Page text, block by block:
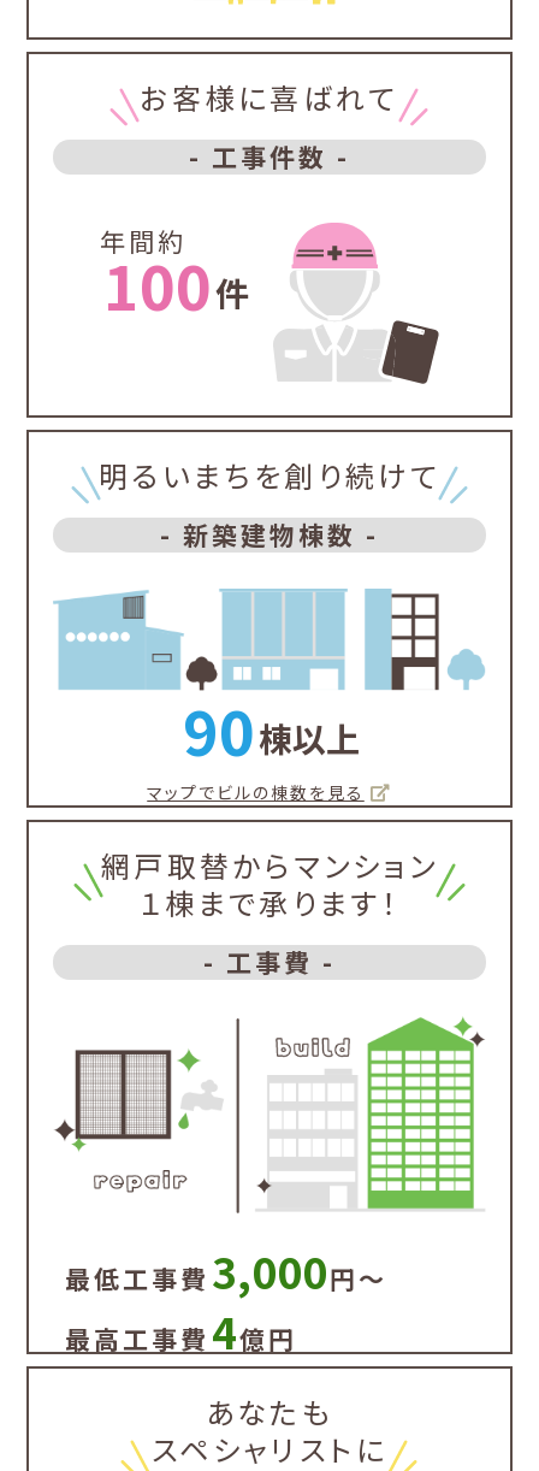
お客様に喜ばれて
- 工事件数 -
年間約
100件
明るいまちを創り続けて
- 新築建物棟数 -
90棟以上
マップでビルの棟数を見る
網戸取替からマンション
１棟まで承ります！
- 工事費 -
最低工事費 3,000円〜
最高工事費 4億円
あなたも
スペシャリストに